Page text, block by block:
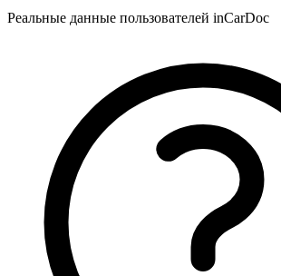
Реальные данные пользователей inCarDoc